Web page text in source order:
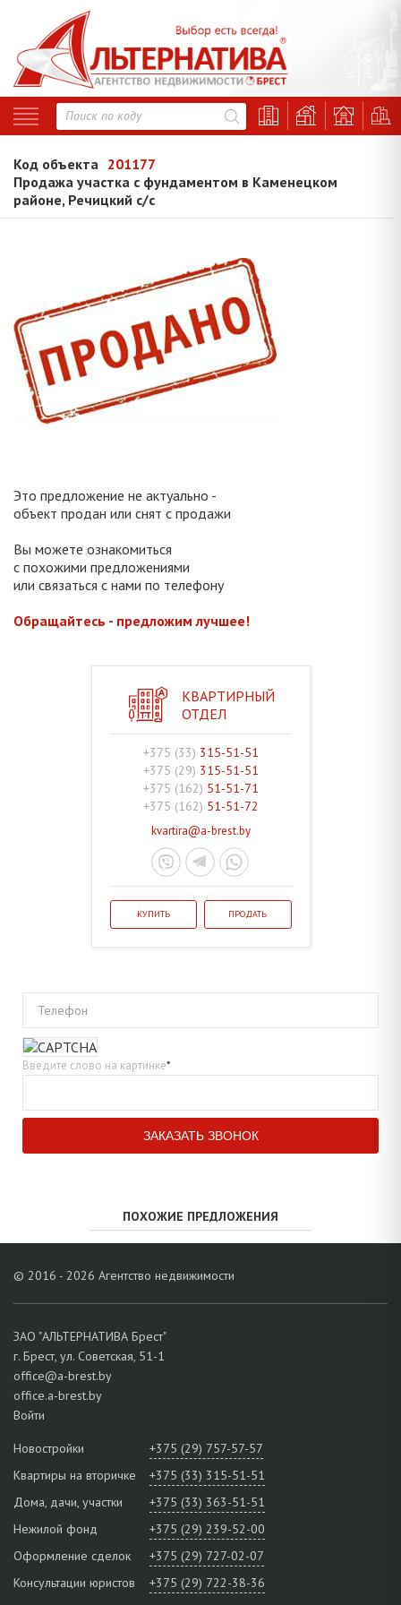
Код объекта 201177
Продажа участка с фундаментом в Каменецком
районе, Речицкий с/с
Это предложение не актуально -
объект продан или снят с продажи
Вы можете ознакомиться
с похожими предложениями
или связаться с нами по телефону
Обращайтесь - предложим лучшее!
КВАРТИРНЫЙ
ОТДЕЛ
+375 (33) 315-51-51
+375 (29) 315-51-51
+375 (162) 51-51-71
+375 (162) 51-51-72
kvartira@a-brest.by
КУПИТЬ ПРОДАТЬ
Телефон
Введите слово на картинке*
ПОХОЖИЕ ПРЕДЛОЖЕНИЯ
© 2016 - 2026 Агентство недвижимости
ЗАО "АЛЬТЕРНАТИВА Брест"
г. Брест, ул. Советская, 51-1
office@a-brest.by
office.a-brest.by
Войти
Новостройки
+375 (29) 757-57-57
Квартиры на вторичке
+375 (33) 315-51-51
Дома, дачи, участки
+375 (33) 363-51-51
Нежилой фонд
+375 (29) 239-52-00
Оформление сделок
+375 (29) 727-02-07
Консультации юристов
+375 (29) 722-38-36